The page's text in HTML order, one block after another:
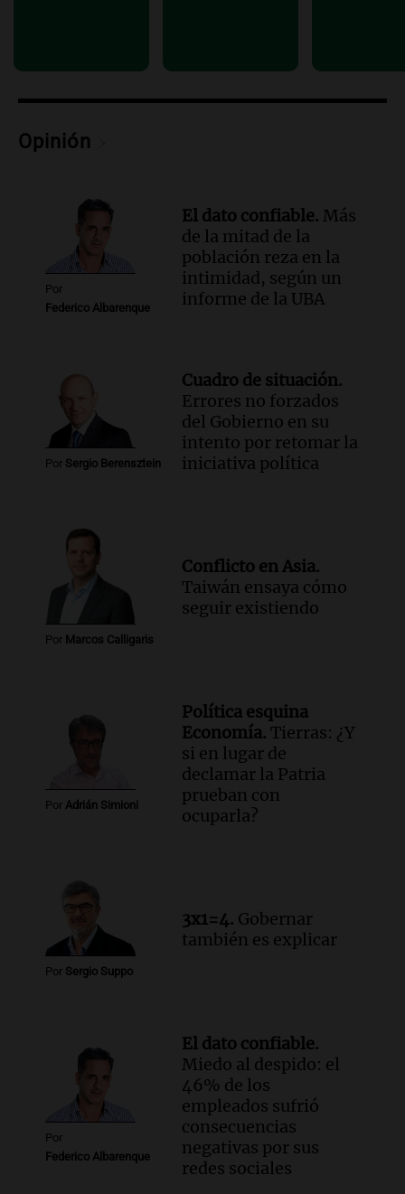
Audio.Se divorciaron y la Justicia
ordenó que ella le pague una renta por
Desayuno de Juntos
Opinión
Por
Federico Albarenque
El dato confiable. Más
de la mitad de la
población reza en la
intimidad, según un
informe de la UBA
Por Sergio Berensztein
Cuadro de situación.
Errores no forzados
del Gobierno en su
intento por retomar la
iniciativa política
Por Marcos Calligaris
Conflicto en Asia.
Taiwán ensaya cómo
seguir existiendo
Por Adrián Simioni
Política esquina
Economía. Tierras: ¿Y
si en lugar de
declamar la Patria
prueban con
ocuparla?
Por Sergio Suppo
3x1=4. Gobernar
también es explicar
Por
Federico Albarenque
El dato confiable.
Miedo al despido: el
46% de los
empleados sufrió
consecuencias
negativas por sus
redes sociales